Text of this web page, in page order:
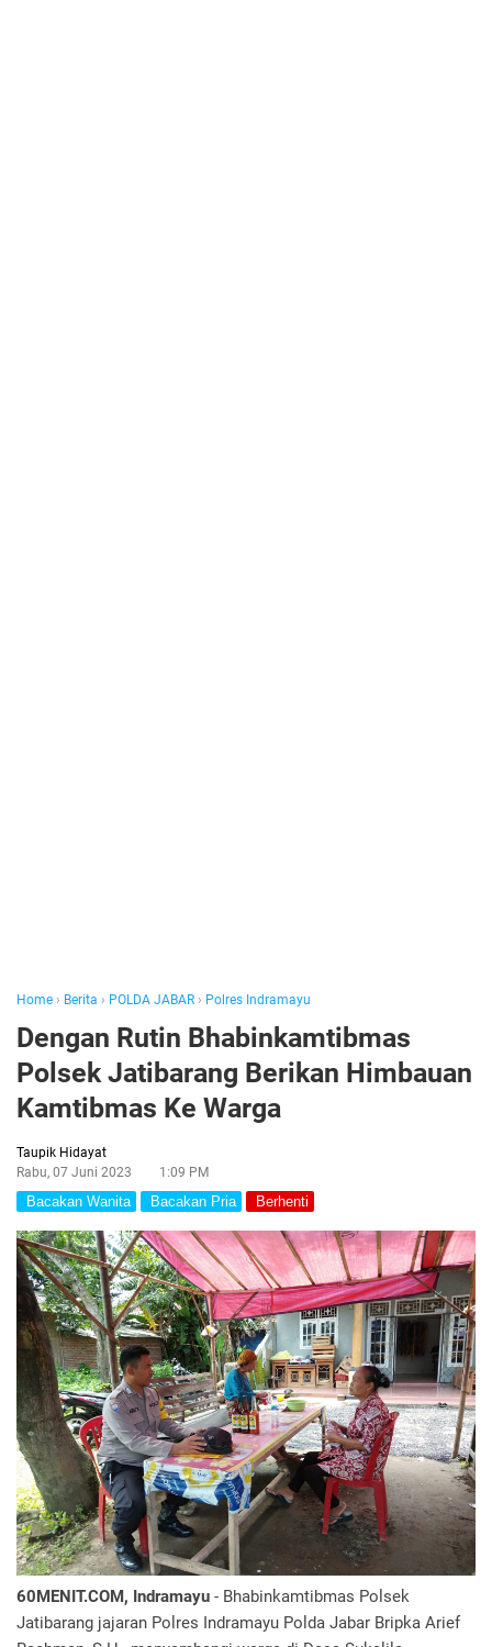
Home › Berita › POLDA JABAR › Polres Indramayu
Dengan Rutin Bhabinkamtibmas
Polsek Jatibarang Berikan Himbauan
Kamtibmas Ke Warga
Taupik Hidayat
Rabu, 07 Juni 2023
1:09 PM
Bacakan Wanita Bacakan Pria Berhenti
60MENIT.COM, Indramayu - Bhabinkamtibmas Polsek
Jatibarang jajaran Polres Indramayu Polda Jabar Bripka Arief